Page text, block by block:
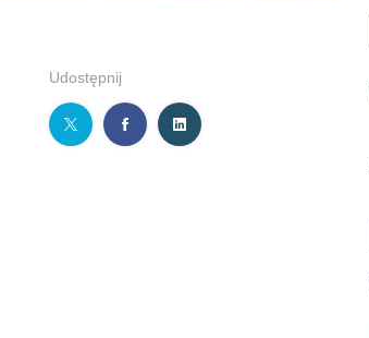
Udostępnij